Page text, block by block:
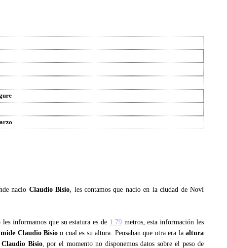
nacio Claudio Bisio, les contamos que nacio en la ciudad de Novi
informamos que su estatura es de 1.79metros, esta información les
Claudio Bisio o cual es su altura. Pensaban que otra era laaltura
Bisio, por el momento no disponemos datos sobre el peso de